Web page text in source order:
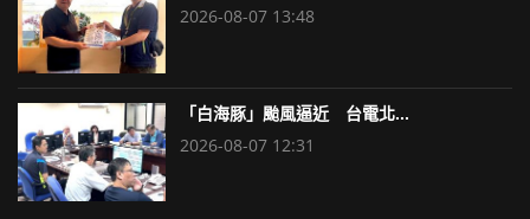
2026-08-07 13:48
「白海豚」颱風逼近 台電北...
2026-08-07 12:31